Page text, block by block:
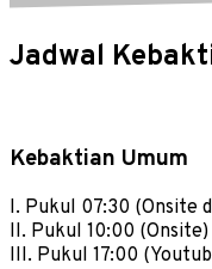
Jadwal
Kebaktian Umum
I. Pukul 07:30 (Onsite
II. Pukul 10:00 (Onsite)
III. Pukul 17:00